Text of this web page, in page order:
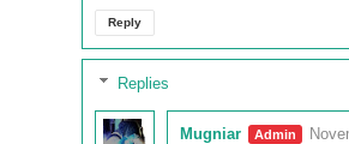
Reply
Replies
Mugniar